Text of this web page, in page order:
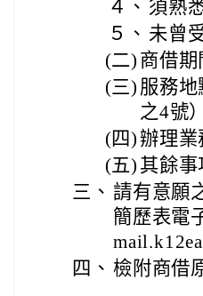
４、 須熟
５、 未曾
(二) 商借
(三) 服務
之4號
(四)辦理業
(五) 其餘
三、 請有意願
簡歷表電
四、 檢附商借